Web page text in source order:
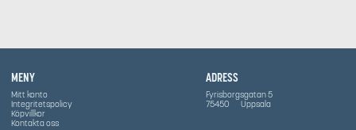
MENY
Mitt konto
Integritetspolicy
Köpvillkor
Kontakta oss
ADRESS
Fyrisborgsgatan 5
75450
Uppsala